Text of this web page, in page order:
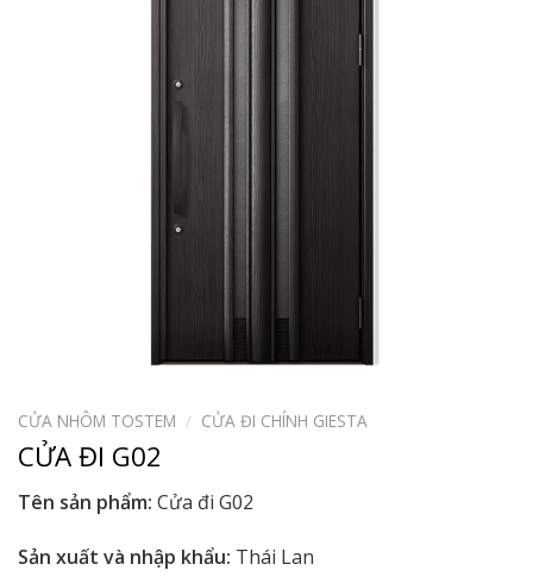
CỬA NHÔM TOSTEM / CỬA ĐI CHÍNH GIESTA
CỬA ĐI G02
Tên sản phẩm: Cửa đi G02
Sản xuất và nhập khẩu: Thái Lan